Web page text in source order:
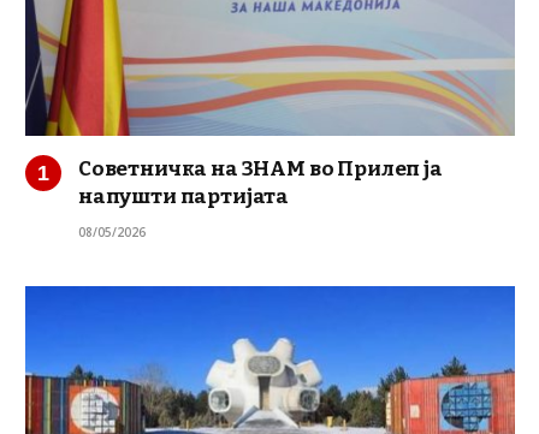
Советничка на ЗНАМ во Прилеп ја
напушти партијата
08/05/2026